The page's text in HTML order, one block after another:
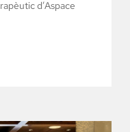
d’Aspace